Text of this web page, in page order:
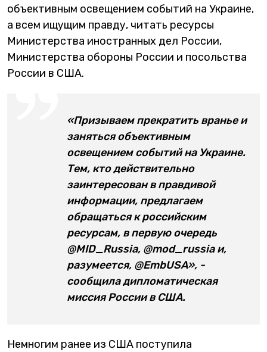
объективным освещением событий на Украине,
а всем ищущим правду, читать ресурсы
Министерства иностранных дел России,
Министерства обороны России и посольства
России в США.
«Призываем прекратить вранье и
заняться объективным
освещением событий на Украине.
Тем, кто действительно
заинтересован в правдивой
информации, предлагаем
обращаться к российским
ресурсам, в первую очередь
@MID_Russia, @mod_russia и,
разумеется, @EmbUSA», -
сообщила дипломатическая
миссия России в США.
Немногим ранее из США поступила